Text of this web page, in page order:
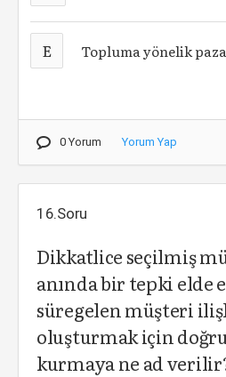
E Topluma yönelik
0 Yorum Yorum Yap
16.Soru
Dikkatlice seçilmiş
anında bir tepki elde
süregelen müşteri
oluşturmak için
kurmaya ne ad